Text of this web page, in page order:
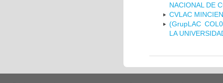
NACIONAL DE
CVLAC
(GrupLAC
LA